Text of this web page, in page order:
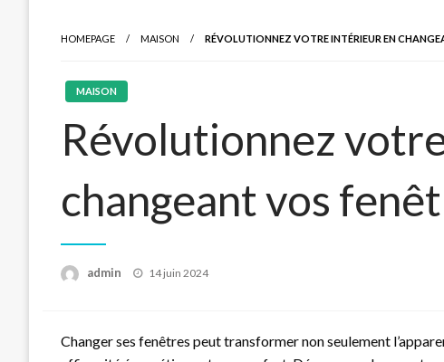
HOMEPAGE MAISON RÉVOLUTIONNEZ VOTRE INTÉRIEUR EN
MAISON
Révolutionnez
changeant vos
admin
Posted
14 juin 2024
Changer ses fenêtres peut transformer non seulement